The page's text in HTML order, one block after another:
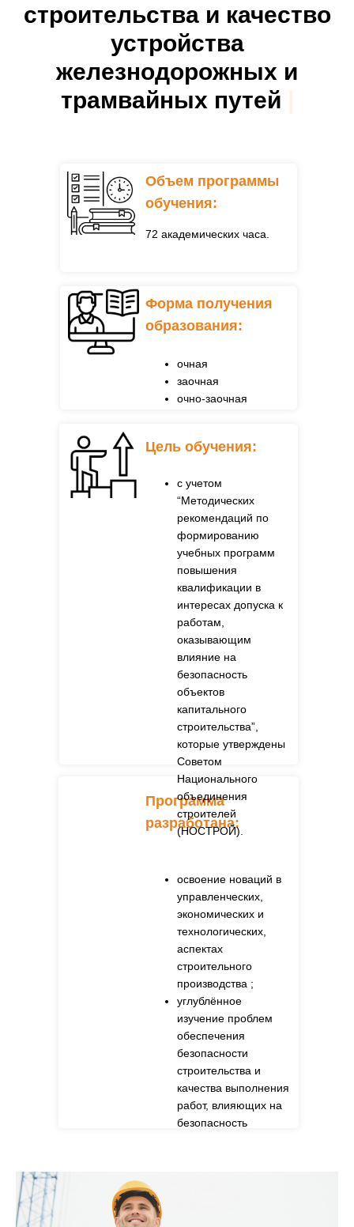
строительства и качество
устройства
железнодорожных и
трамвайных путей |
освоение новаций в
управленческих,
экономических и
технологических,
аспектах
строительного
производства ;
углублённое
изучение проблем
обеспечения
безопасности
строительства и
качества выполнения
работ, влияющих на
безопасность
Программа
разработана:
72 академических часа.
Объем программы
обучения:
очная
заочная
очно-заочная
Форма получения
образования:
с учетом
“Методических
рекомендаций по
формированию
учебных программ
повышения
квалификации в
интересах допуска к
работам,
оказывающим
влияние на
безопасность
объектов
капитального
строительства”,
которые утверждены
Советом
Национального
объединения
строителей
(НОСТРОЙ).
Цель обучения: